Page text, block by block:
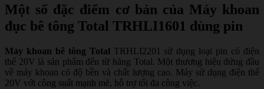
Một số đặc điểm cơ bản của Máy khoan
đục bê tông Total TRHLI1601 dùng pin
Máy khoan bê tông Total TRHLI2201 sử dụng loại pin có điện
thế 20V là sản phẩm đến từ hãng Total. Một thương hiệu đứng đầu
về máy khoan có độ bền và chất lượng cao. Máy sử dụng điện thế
20V với công suất mạnh mẽ, hỗ trợ tối đa công việc.